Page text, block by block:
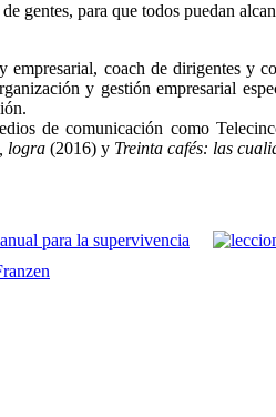
gentes, para que todos puedan
empresarial, coach de dirigentes y
y gestión empresarial
de comunicación como
logra (2016) y Treinta cafés: las
para la supervivencia